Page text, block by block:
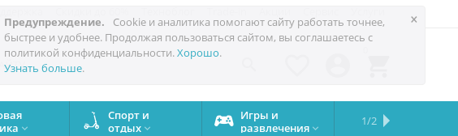
×
Предупреждение.
Cookie и аналитика помогают сайту работать точнее,
быстрее и удобнее. Продолжая пользоваться сайтом, вы соглашаетесь с
политикой конфиденциальности.Хорошо.
Узнать больше.

Спорт и
отдых 
Игры и
развлечения 
Сервисный
центр
Сравните
iPhone
Подарки
на все
Запчасти
Бренды
1/2